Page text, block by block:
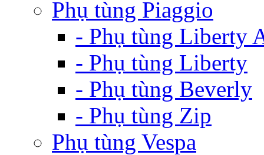
Phụ tùng Piaggio
- Phụ tùng Liberty
- Phụ tùng Liberty
- Phụ tùng Beverly
- Phụ tùng Zip
Phụ tùng Vespa